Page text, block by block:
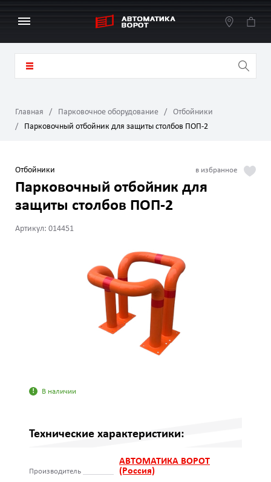
Главная Парковочное оборудование
Отбойники
Парковочный отбойник для защиты столбов ПОП-2
Отбойники
Парковочный отбойник для
защиты столбов ПОП-2
Артикул: 014451
В наличии
Технические характеристики:
Производитель
АВТОМАТИКА ВОРОТ
(Россия)